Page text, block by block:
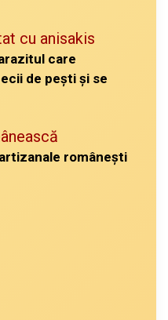
care
de pești și se
românești